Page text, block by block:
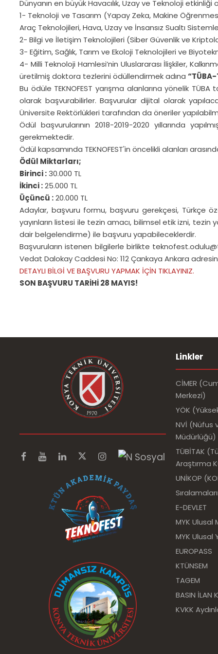
Dünyanın en büyük Havacılık, Uzay ve Teknoloji etkinliği
1- Teknoloji ve Tasarım (Yapay Zeka, Makine
Araç Teknolojileri, Hava, Uzay ve İnsansız Sualtı
2- Bilgi ve İletişim Teknolojileri (Siber Güvenlik ve
3- Eğitim, Sağlık, Tarım ve Ekoloji Teknolojileri ve
4- Milli Teknoloji Hamlesi’nin Uluslararası İlişkiler,
üretilmiş doktora tezlerini ödüllendirmek adına
Bu ödüle TEKNOFEST yarışma alanlarına yönelik
olarak başvurabilirler. Başvurular dijital olarak
Üniversite Rektörlükleri tarafından da öneriler
Ödül başvurularının 2018-2019-2020 yıllarında
gerekmektedir.
Ödül kapsamında TEKNOFEST'in öncelikli alanları
Ödül Miktarları;
Birinci :30.000 TL
İkinci :25.000 TL
Üçüncü :20.000 TL
Adaylar, başvuru formu, başvuru gerekçesi, Türkçe
yayınların listesi ile tezin amacı, bilimsel etik izni,
dair belgelendirme) ile başvuru yapabileceklerdir.
Başvuruların istenen bilgilerle birlikte
Vedat Dalokay Caddesi No: 112 Çankaya Ankara
DETAYLI BİLGİ VE BAŞVURU YAPMAK İÇİN TIKLAYINIZ.
SON BAŞVURU TARİHİ 28 MAYIS!
Linkler
CİMER
Merkezi)
YÖK
NVİ (Nüfus
Müdürlüğü)
TÜBİTAK
Araştırma
UNİKOP
E-DEVLET
MYK Ulusal
MYK Ulusal
EUROPASS
KTÜNSEM
TAGEM
BASIN İLAN
KVKK